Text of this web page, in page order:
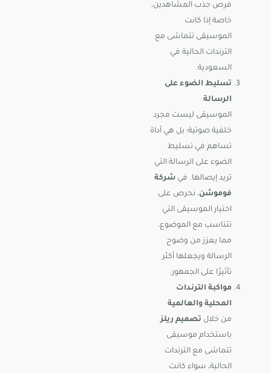
فرص جذب المشاهدين،
خاصة إذا كانت
الموسيقى تتماشى مع
الترندات الحالية في
السعودية.
تسليط الضوء على
الرسالة
الموسيقى ليست مجرد
خلفية صوتية؛ بل هي أداة
تساهم في تسليط
الضوء على الرسالة التي
تريد إيصالها. في شركة
فوموشن، نحرص على
اختيار الموسيقى التي
تتناسب مع الموضوع،
مما يعزز من وضوح
الرسالة ويجعلها أكثر
تأثيرًا على الجمهور.
مواكبة الترندات
المحلية والعالمية
من خلال تصميم ريلز
باستخدام موسيقى
تتماشى مع الترندات
الحالية، سواء كانت